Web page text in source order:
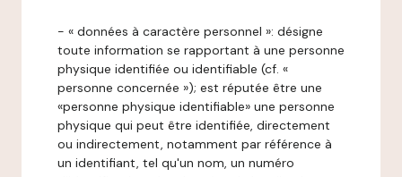
- « données à caractère personnel »: désigne
toute information se rapportant à une personne
physique identifiée ou identifiable (cf. «
personne concernée »); est réputée être une
«personne physique identifiable» une personne
physique qui peut être identifiée, directement
ou indirectement, notamment par référence à
un identifiant, tel qu'un nom, un numéro